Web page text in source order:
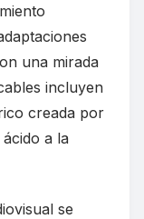
una mirada
incluyen
creada por
a la
se